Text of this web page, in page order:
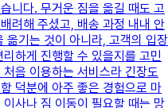
니다. 무거운 짐을 옮길 때도 고
려해 주셨고, 배송 과정 내내 안
옮기는 것이 아니라, 고객의 입장
하게 진행할 수 있을지를 고민
음 이용하는 서비스라 긴장도
덕분에 아주 좋은 경험으로 마
사나 짐 이동이 필요할 때는 망